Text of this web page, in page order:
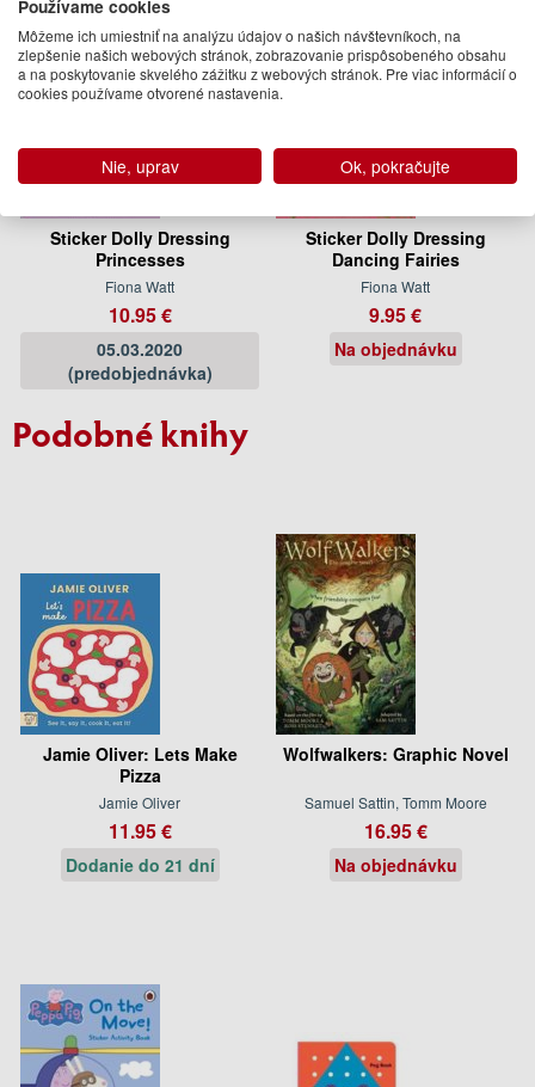
Sticker Dolly Dressing
Princesses
Fiona Watt
10.95 €
05.03.2020
(predobjednávka)
Sticker Dolly Dressing
Dancing Fairies
Fiona Watt
9.95 €
Na objednávku
Podobné knihy
Jamie Oliver: Lets Make
Pizza
Jamie Oliver
11.95 €
Dodanie do 21 dní
Wolfwalkers: Graphic Novel
Samuel Sattin, Tomm Moore
16.95 €
Na objednávku
Používame cookies
Môžeme ich umiestniť na analýzu údajov o našich návštevníkoch, na
zlepšenie našich webových stránok, zobrazovanie prispôsobeného obsahu
a na poskytovanie skvelého zážitku z webových stránok. Pre viac informácií o
cookies používame otvorené nastavenia.
Nie, uprav Ok, pokračujte